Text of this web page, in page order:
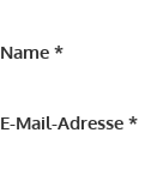
Name*
E-Mail-Adresse*